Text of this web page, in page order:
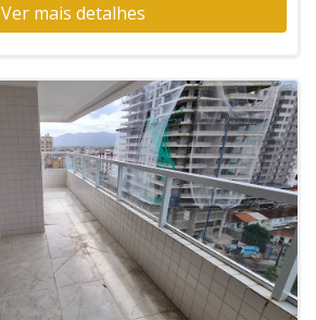
Ver mais detalhes